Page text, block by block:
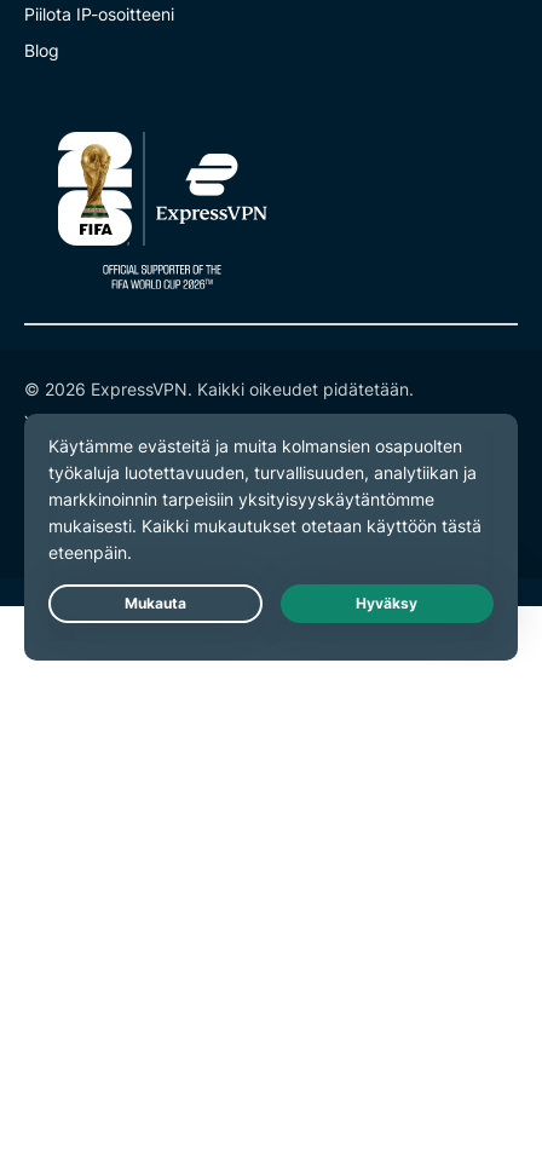
Piilota IP-osoitteeni
Blog
© 2026 ExpressVPN. Kaikki oikeudet pidätetään.
Yksityisyyskäytäntö
Palveluehdot
Evästeasetukset
Live Chat